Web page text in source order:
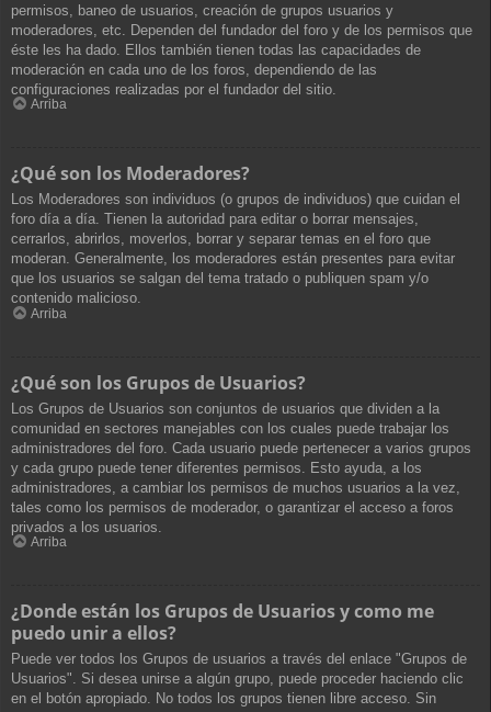
permisos, baneo de usuarios, creación de grupos usuarios y
moderadores, etc. Dependen del fundador del foro y de los permisos que
éste les ha dado. Ellos también tienen todas las capacidades de
moderación en cada uno de los foros, dependiendo de las
configuraciones realizadas por el fundador del sitio.
Arriba
¿Qué son los Moderadores?
Los Moderadores son individuos (o grupos de individuos) que cuidan el
foro día a día. Tienen la autoridad para editar o borrar mensajes,
cerrarlos, abrirlos, moverlos, borrar y separar temas en el foro que
moderan. Generalmente, los moderadores están presentes para evitar
que los usuarios se salgan del tema tratado o publiquen spam y/o
contenido malicioso.
Arriba
¿Qué son los Grupos de Usuarios?
Los Grupos de Usuarios son conjuntos de usuarios que dividen a la
comunidad en sectores manejables con los cuales puede trabajar los
administradores del foro. Cada usuario puede pertenecer a varios grupos
y cada grupo puede tener diferentes permisos. Esto ayuda, a los
administradores, a cambiar los permisos de muchos usuarios a la vez,
tales como los permisos de moderador, o garantizar el acceso a foros
privados a los usuarios.
Arriba
¿Donde están los Grupos de Usuarios y como me
puedo unir a ellos?
Puede ver todos los Grupos de usuarios a través del enlace "Grupos de
Usuarios". Si desea unirse a algún grupo, puede proceder haciendo clic
en el botón apropiado. No todos los grupos tienen libre acceso. Sin